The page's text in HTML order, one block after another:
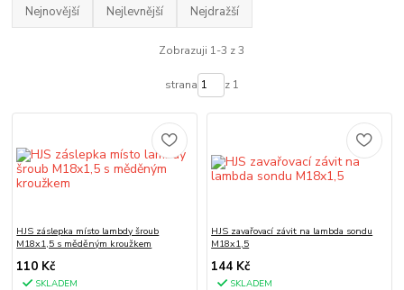
Nejnovější Nejlevnější Nejdražší
Zobrazuji 1-3 z 3
strana z 1
HJS záslepka místo lambdy šroub
M18x1,5 s měděným kroužkem
110 Kč
SKLADEM
HJS zavařovací závit na lambda sondu
M18x1,5
144 Kč
SKLADEM